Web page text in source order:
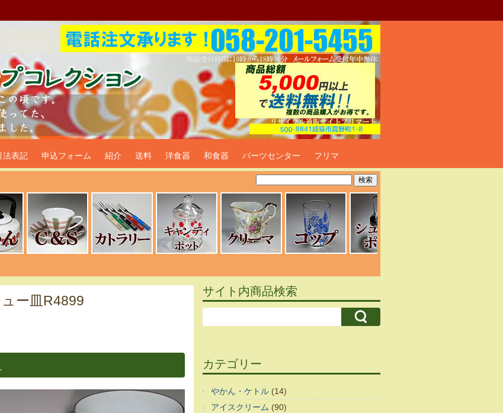
生活雑貨通販＠フリマート
法表記 申込フォーム 紹介 送料 洋食器 和食器 パーツセンター フリマ
ー皿R4899
サイト内商品検索
カテゴリー
やかん・ケトル (14)
アイスクリーム (90)